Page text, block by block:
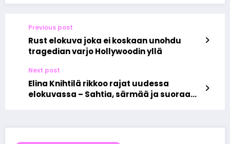
Previous post
Rust elokuva joka ei koskaan unohdu
tragedian varjo Hollywoodin yllä
Next post
Elina Knihtilä rikkoo rajat uudessa
elokuvassa – Sahtia, särmää ja suoraa